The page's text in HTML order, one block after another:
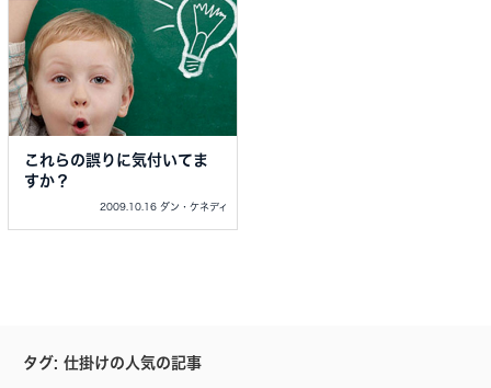
これらの誤りに気付いてま
すか？
2009.10.16 ダン・ケネディ
タグ: 仕掛けの人気の記事